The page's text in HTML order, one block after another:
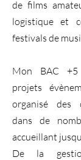
de films
logistique et
festivals de
Mon BAC +5
projets
organisé des
dans de
accueillant
De la